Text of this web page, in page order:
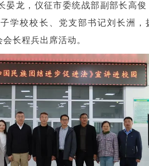
晏龙，仪征市委统战部副部长高
学校校长、党支部书记刘长洲，
长程兵出席活动。